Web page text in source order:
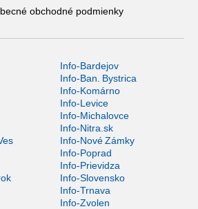
obchodné podmienky
Info-Bardejov
Info-Ban. Bystrica
Info-Komárno
Info-Levice
Info-Michalovce
Info-Nitra.sk
Info-Nové Zámky
Info-Poprad
Info-Prievidza
Info-Slovensko
Info-Trnava
Info-Zvolen